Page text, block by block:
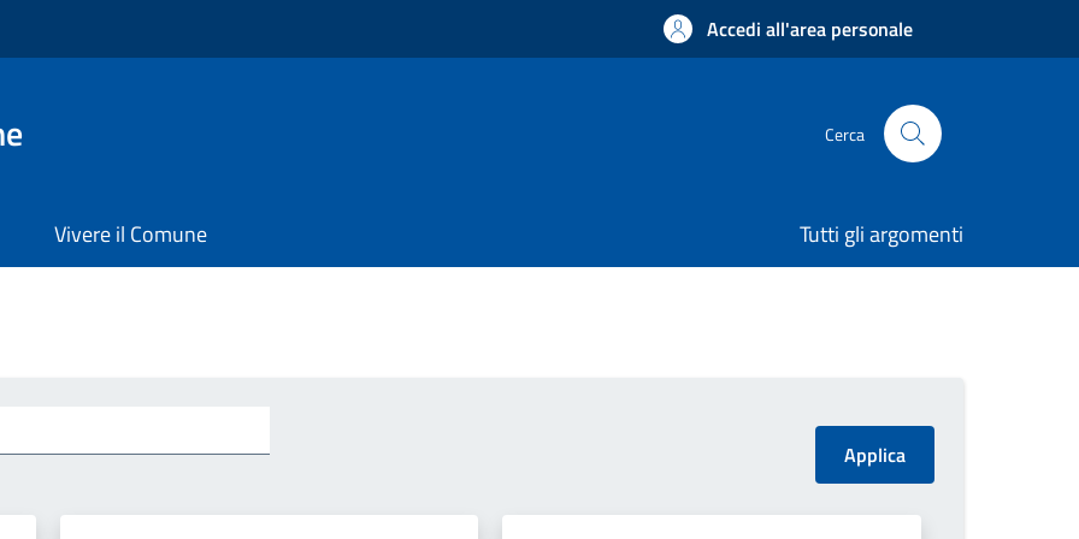
Accedi all'area personale
Cerca
Vivere il Comune Tutti gli argomenti